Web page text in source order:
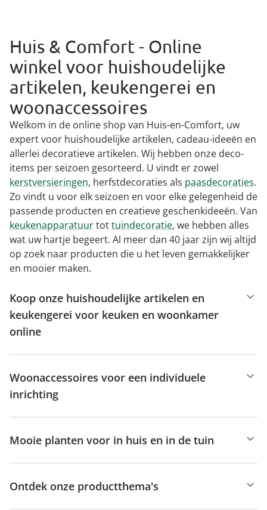
Huis & Comfort - Online
winkel voor huishoudelijke
artikelen, keukengerei en
woonaccessoires
Welkom in de online shop van Huis-en-Comfort, uw
expert voor huishoudelijke artikelen, cadeau-ideeën en
allerlei decoratieve artikelen. Wij hebben onze deco-
items per seizoen gesorteerd. U vindt er zowel
kerstversieringen, herfstdecoraties als paasdecoraties.
Zo vindt u voor elk seizoen en voor elke gelegenheid de
passende producten en creatieve geschenkideeën. Van
keukenapparatuurtottuindecoratie, we hebben alles
wat uw hartje begeert. Al meer dan 40 jaar zijn wij altijd
op zoek naar producten die u het leven gemakkelijker
en mooier maken.
Koop onze huishoudelijke artikelen en
keukengerei voor keuken en woonkamer
online
Woonaccessoires voor een individuele
inrichting
Mooie planten voor in huis en in de tuin
Ontdek onze productthema's